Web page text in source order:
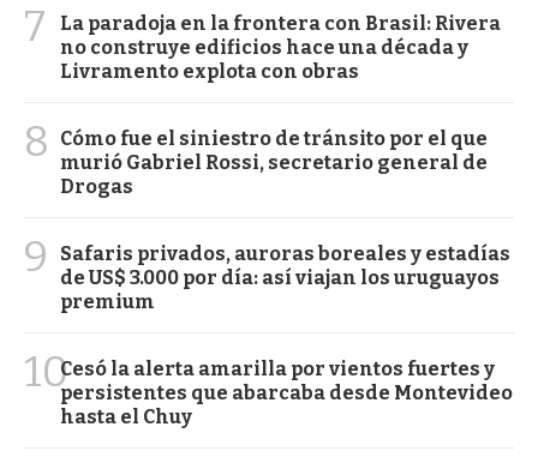
7
La paradoja en la frontera con Brasil: Rivera
no construye edificios hace una década y
Livramento explota con obras
8
Cómo fue el siniestro de tránsito por el que
murió Gabriel Rossi, secretario general de
Drogas
9
Safaris privados, auroras boreales y estadías
de US$ 3.000 por día: así viajan los uruguayos
premium
10Cesó la alerta amarilla por vientos fuertes y
persistentes que abarcaba desde Montevideo
hasta el Chuy